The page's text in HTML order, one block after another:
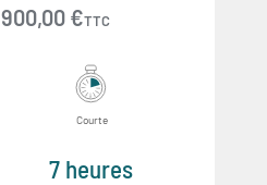
900,00 €TTC
Courte
7 heures